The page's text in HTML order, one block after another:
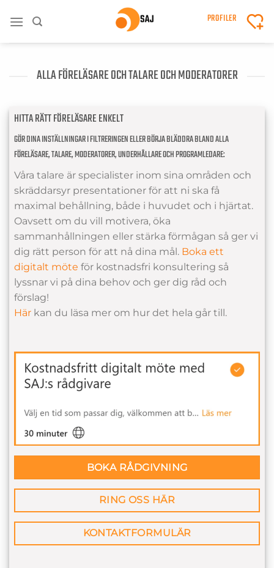
PROFILER
ALLA FÖRELÄSARE OCH TALARE OCH MODERATORER
HITTA RÄTT FÖRELÄSARE ENKELT
GÖR DINA INSTÄLLNINGAR I FILTRERINGEN ELLER BÖRJA BLÄDDRA BLAND ALLA
FÖRELÄSARE, TALARE, MODERATORER, UNDERHÅLLARE OCH PROGRAMLEDARE:
Våra talare är specialister inom sina områden och
skräddarsyr presentationer för att ni ska få
maximal behållning, både i huvudet och i hjärtat.
Oavsett om du vill motivera, öka
sammanhållningen eller stärka förmågan så ger vi
dig rätt person för att nå dina mål. Boka ett
digitalt möte för kostnadsfri konsultering så
lyssnar vi på dina behov och ger dig råd och
förslag!
Här kan du läsa mer om hur det hela går till.
BOKA RÅDGIVNING
RING OSS HÄR
KONTAKTFORMULÄR